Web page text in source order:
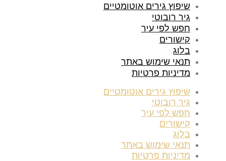
שיפוץ גירים אוטומטיים
גיר רובוטי
חפש לפי עיר
קישורים
בלוג
תנאי שימוש באתר
מדיניות פרטיות
שיפוץ גירים אוטומטיים
גיר רובוטי
חפש לפי עיר
קישורים
בלוג
תנאי שימוש באתר
מדיניות פרטיות